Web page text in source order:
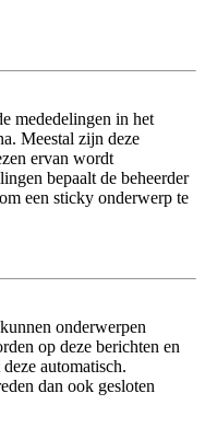
mededelingen in het
Meestal zijn deze
ervan wordt
bepaalt de beheerder
een sticky onderwerp te
onderwerpen
op deze berichten en
automatisch.
dan ook gesloten